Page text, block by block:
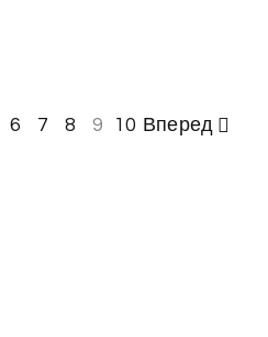
6 7 8 9 10 Вперед